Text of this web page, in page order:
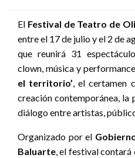
El Festival de Teatro de
entre el 17 de julio y el 2 de
que reunirá 31
clown, música y
el territorio’, el certamen
creación contemporánea, la
diálogo entre artistas,
Organizado por el
Baluarte, el festival contará